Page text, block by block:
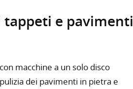
tappeti e pavimenti
macchine a un solo disco
dei pavimenti in pietra e